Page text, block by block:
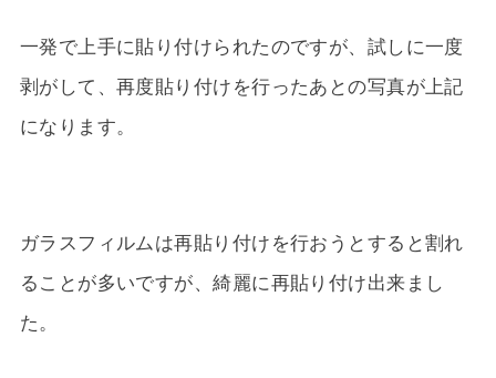
一発で上手に貼り付けられたのですが、試しに一度
剥がして、再度貼り付けを行ったあとの写真が上記
になります。
ガラスフィルムは再貼り付けを行おうとすると割れ
ることが多いですが、綺麗に再貼り付け出来まし
た。